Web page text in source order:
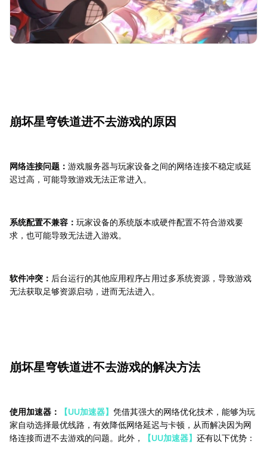
崩坏星穹铁道进不去游戏的原因
网络连接问题： 游戏服务器与玩家设备之间的网络连接不稳定或延
迟过高，可能导致游戏无法正常进入。
系统配置不兼容： 玩家设备的系统版本或硬件配置不符合游戏要
求，也可能导致无法进入游戏。
软件冲突： 后台运行的其他应用程序占用过多系统资源，导致游戏
无法获取足够资源启动，进而无法进入。
崩坏星穹铁道进不去游戏的解决方法
使用加速器： 【UU加速器】 凭借其强大的网络优化技术，能够为玩
家自动选择最优线路，有效降低网络延迟与卡顿，从而解决因为网
络连接而进不去游戏的问题。此外，
【UU加速器】 还有以下优势：